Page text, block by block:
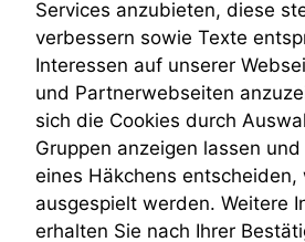
VRK
Wiederherstellungsanordnung
Zivilprozessordnung
ZPO
Zustellfiktion
Zuständigkeit
Öffentliches Personalrecht
Öffentlichkeitsprinzip
Services anzubieten, diese
verbessern sowie Texte
Interessen auf unserer
und Partnerwebseiten
sich die Cookies durch
Gruppen anzeigen lassen
eines Häkchens entscheiden,
ausgespielt werden. Weitere
erhalten Sie nach Ihrer
zu